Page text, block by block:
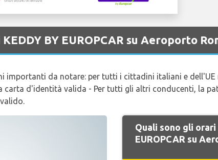
BY EUROPCAR su Aeroporto
importanti da notare: per tutti i cittadini italiani e dell'UE
carta d'identità valida - Per tutti gli altri conducenti, la
Quali sono gli
EUROPCAR su